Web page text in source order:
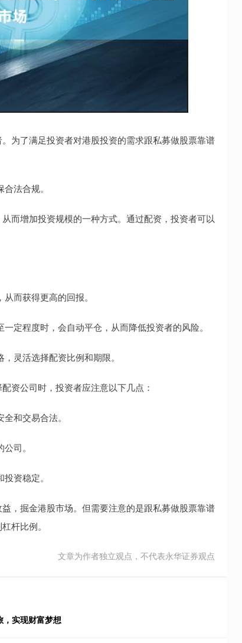
为了满足投资者对港股投资的需求跟私募做股票靠谱
法合规。
而增加投资规模的一种方式。通过配资，投资者可以
而获得更高的回报。
定程度时，会自动平仓，从而降低投资者的风险。
灵活选择配资比例和期限。
资公司时，投资者应注意以下几点：
和交易合法。
司。
资稳定。
，掘金港股市场。但需要注意的是跟私募做股票靠谱
杆比例。
文章为作者独立观点，不代表永华证券观点
，实现财富梦想